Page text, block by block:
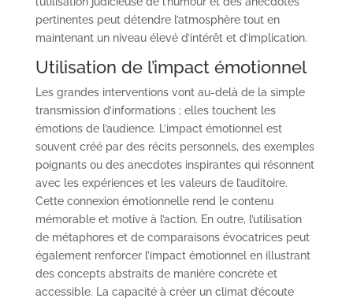
pertinentes peut détendre l’atmosphère tout en
maintenant un niveau élevé d’intérêt et d’implication.
Utilisation de l’impact émotionnel
Les grandes interventions vont au-delà de la simple
transmission d’informations ; elles touchent les
émotions de l’audience. L’impact émotionnel est
souvent créé par des récits personnels, des exemples
poignants ou des anecdotes inspirantes qui résonnent
avec les expériences et les valeurs de l’auditoire.
Cette connexion émotionnelle rend le contenu
mémorable et motive à l’action. En outre, l’utilisation
de métaphores et de comparaisons évocatrices peut
également renforcer l’impact émotionnel en illustrant
des concepts abstraits de manière concrète et
accessible. La capacité à créer un climat d’écoute